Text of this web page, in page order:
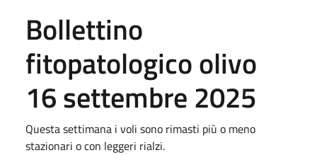
Bollettino
fitopatologico olivo
16 settembre 2025
Questa settimana i voli sono rimasti più o meno
stazionari o con leggeri rialzi.